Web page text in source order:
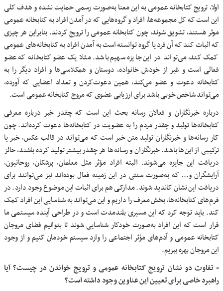
اولا، ترویج کتابخانه عمومی به این معنا به‌صورت رسمی حمایت نشده و هدف کلی
این است که کل مجموعه‌ها، افراد و گروه‌هایی که در آمدن افراد به کتابخانه عمومی
موثر هستند، تشویق شوند، چون کتابخانه عمومی را ترویج کردند. بنابراین هر چیزی
که اثبات کند که آن فرد یا گروه توانسته است به آمدن افراد به کتابخانه‌های عمومی
کمک کند، می‌تواند در این جایزه سهیم باشد. مثلا یک عضو کتابخانه که عضو
فعالی است و غیر از خودش خانواده، دوستان و همکلاسی‌ها و افراد دیگر را به
کتابخانه دعوت و عضو می‌کند، همین دعوت‌کردن و تعداد اعضایی که آورده،
می‌تواند شاخص خوبی باشد برای ارزیابی عضوی که مروج کتابخانه عمومی است.
درباره خبرنگاران و فعالان رسانه بحث این است که چقدر خبر درباره معرفی
کتابخانه‌ها تولید و چقدر مردم را به عضویت در کتابخانه‌ها دعوت کرده‌اند. چون
کار رسانه‌ها و خبرنگاران تولید متن خبر است که می‌تواند در قالب عکس، خبر یا
ترکیبی از این‌ها باشد. خبرنگاران و رسانه‌ها هر چقدر بیشتر تولید کرده باشند، حائز
دریافت این جایزه می‌شوند. البته افراد مؤثر مثل معلمان، پزشکان، روحانیون،
آرایشگران و... که به‌صورت سنتی در این زمینه فعال بوده‌اند نیز می‌توانند برای
دریافت این نشان کاندید شوند. مدارکی هم برای اثبات این موضوع وجود دارد. در
فرم‌های کتابخانه‌ها، بخش معرف را داریم و این می‌تواند به شناسایی این افراد کمک
کند. باید توجه کرد که این مسیری بلندمدت است و در طراحی آینده سیستمی ما
قرار است که این افراد به‌صورت خودکار شناسایی شوند تا بتوانیم فضای مروجان
کتابخانه عمومی و آدم‌های مؤثر اجتماعی را وارد سیستم خودمان کنیم و از وجود
این مروجان بهره ببریم.
-تفاوت دو نشان ترویج کتابخانه عمومی و ترویج خواندن در چیست؟ آیا
راهبرد خاصی برای تعیین این عناوین وجود داشته است؟